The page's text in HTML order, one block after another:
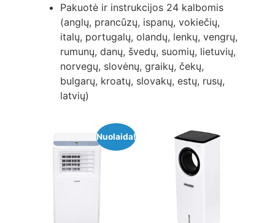
Pakuotė ir instrukcijos 24 kalbomis
(anglų, prancūzų, ispanų, vokiečių,
italų, portugalų, olandų, lenkų, vengrų,
rumunų, danų, švedų, suomių, lietuvių,
norvegų, slovėnų, graikų, čekų,
bulgarų, kroatų, slovakų, estų, rusų,
latvių)
Nuolaida!